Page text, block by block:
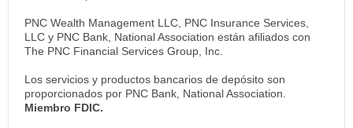
PNC Wealth Management LLC, PNC Insurance Services,
LLC y PNC Bank, National Association están afiliados con
The PNC Financial Services Group, Inc.
Los servicios y productos bancarios de depósito son
proporcionados por PNC Bank, National Association.
Miembro FDIC.